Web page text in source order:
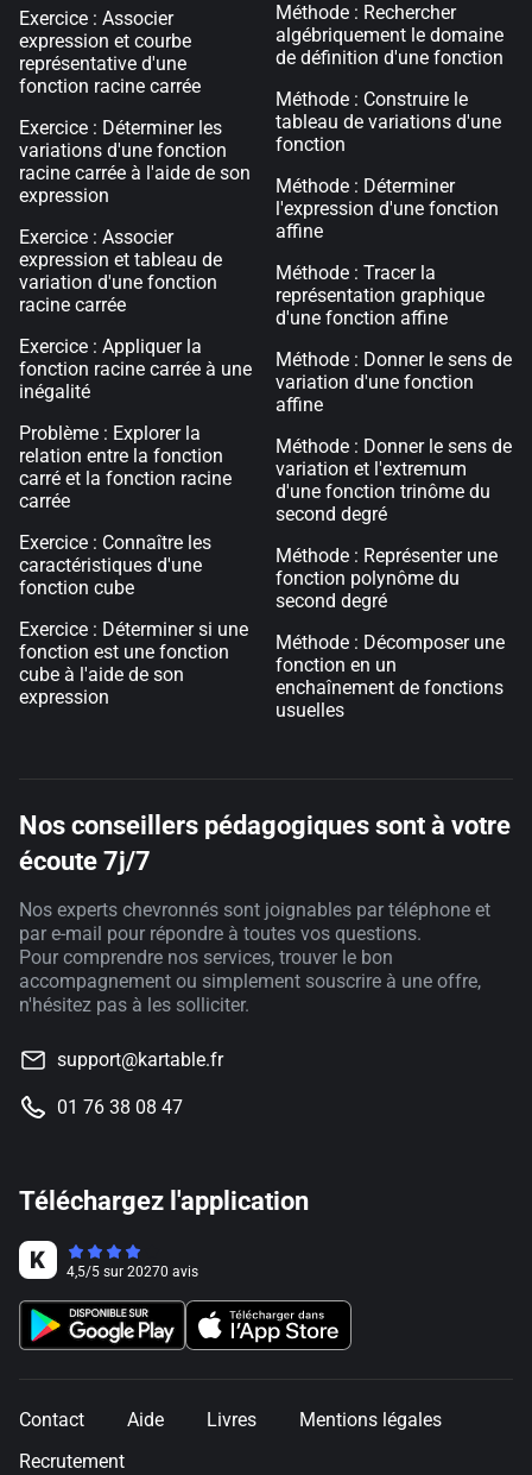
Exercice : Associer
expression et courbe
représentative d'une
fonction racine carrée
Exercice : Déterminer les
variations d'une fonction
racine carrée à l'aide de son
expression
Exercice : Associer
expression et tableau de
variation d'une fonction
racine carrée
Exercice : Appliquer la
fonction racine carrée à une
inégalité
Problème : Explorer la
relation entre la fonction
carré et la fonction racine
carrée
Exercice : Connaître les
caractéristiques d'une
fonction cube
Exercice : Déterminer si une
fonction est une fonction
cube à l'aide de son
expression
Méthode : Rechercher
algébriquement le domaine
de définition d'une fonction
Méthode : Construire le
tableau de variations d'une
fonction
Méthode : Déterminer
l'expression d'une fonction
affine
Méthode : Tracer la
représentation graphique
d'une fonction affine
Méthode : Donner le sens de
variation d'une fonction
affine
Méthode : Donner le sens de
variation et l'extremum
d'une fonction trinôme du
second degré
Méthode : Représenter une
fonction polynôme du
second degré
Méthode : Décomposer une
fonction en un
enchaînement de fonctions
usuelles
Nos conseillers pédagogiques sont à votre
écoute 7j/7
Nos experts chevronnés sont joignables par téléphone et
par e-mail pour répondre à toutes vos questions.
Pour comprendre nos services, trouver le bon
accompagnement ou simplement souscrire à une offre,
n'hésitez pas à les solliciter.
support@kartable.fr
01 76 38 08 47
Téléchargez l'application
4,5/5 sur 20270 avis
Contact Aide Livres
Mentions légales
Recrutement